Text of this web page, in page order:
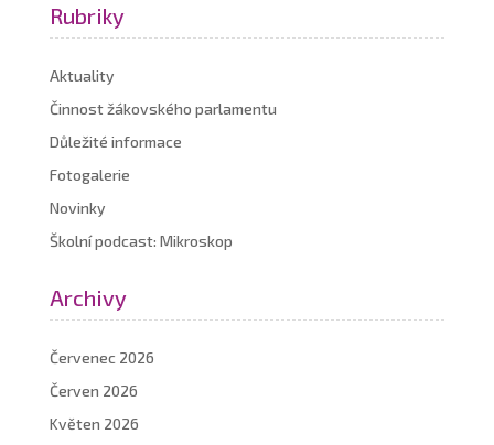
Rubriky
Aktuality
Činnost žákovského parlamentu
Důležité informace
Fotogalerie
Novinky
Školní podcast: Mikroskop
Archivy
Červenec 2026
Červen 2026
Květen 2026